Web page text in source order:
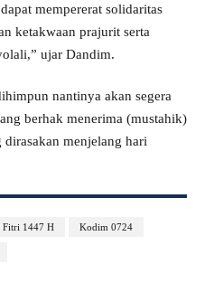
mempererat solidaritas
ketakwaan prajurit serta
ujar Dandim.
nantinya akan segera
berhak menerima (mustahik)
dirasakan menjelang hari
Fitri 1447 H Kodim 0724